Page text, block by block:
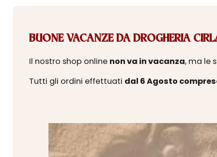
BUONE VACANZE DA DROGHERIA
Il nostro shop online non va in vacanza, ma le
Tutti gli ordini effettuati dal 6 Agosto